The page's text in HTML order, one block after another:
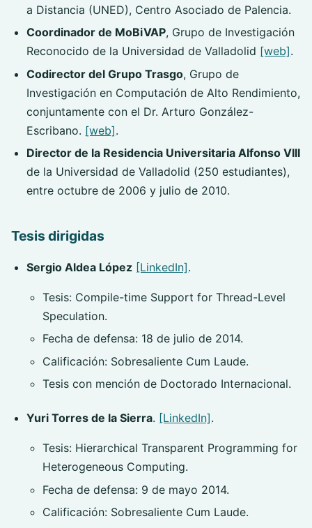
a Distancia (UNED), Centro Asociado de Palencia.
Coordinador de MoBiVAP, Grupo de Investigación
Reconocido de la Universidad de Valladolid [web].
Codirector del Grupo Trasgo, Grupo de
Investigación en Computación de Alto Rendimiento,
conjuntamente con el Dr. Arturo González-
Escribano. [web].
Director de la Residencia Universitaria Alfonso VIII
de la Universidad de Valladolid (250 estudiantes),
entre octubre de 2006 y julio de 2010.
Tesis dirigidas
Sergio Aldea López [LinkedIn].
Tesis: Compile-time Support for Thread-Level
Speculation.
Fecha de defensa: 18 de julio de 2014.
Calificación: Sobresaliente Cum Laude.
Tesis con mención de Doctorado Internacional.
Yuri Torres de la Sierra. [LinkedIn].
Tesis: Hierarchical Transparent Programming for
Heterogeneous Computing.
Fecha de defensa: 9 de mayo 2014.
Calificación: Sobresaliente Cum Laude.